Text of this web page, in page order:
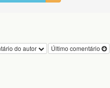
Último comentário
do autor